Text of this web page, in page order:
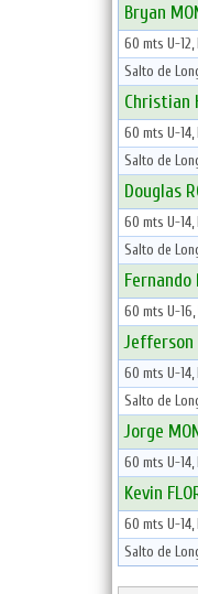
Bryan
60 mts U-12,
Salto de
Christian
60 mts U-14,
Salto de
Douglas
60 mts U-14,
Salto de
60 mts U-16,
Jefferson
60 mts U-14,
Salto de
Jorge
60 mts U-14,
Kevin
60 mts U-14,
Salto de